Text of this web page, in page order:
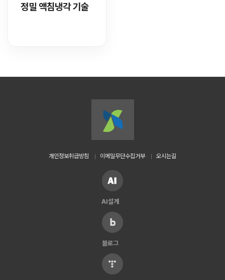
정밀 액침냉각 기술
개인정보취급방침 이메일무단수집거부 오시는길
AI설계
블로그